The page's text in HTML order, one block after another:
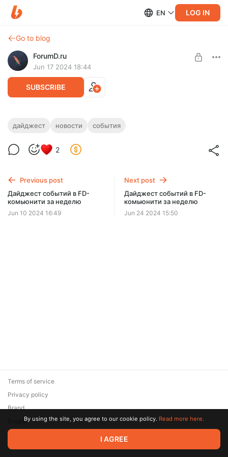
EN LOG IN
Go to blog
ForumD.ru
Jun 17 2024 18:44
SUBSCRIBE
Дайджест событий в FD-комьюнити за
Короткий дайджест новостей и событий в нашем
дайджест новости события
2
Previous post
Дайджест событий в FD-
комьюнити за неделю
Jun 10 2024 16:49
Next post
Дайджест событий в FD-
комьюнити за неделю
Jun 24 2024 15:50
© 2026 Zaya Solutions Limited. All rights reserved. All trademarks
are the property of their respective owners.
Terms of service
Privacy policy
Brand
SupportBy using the site, you agree to our cookie policy. Read more here.
I AGREE